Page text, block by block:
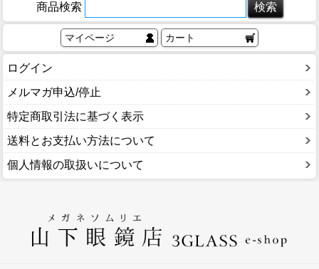
商品検索
マイページ カート
ログイン
メルマガ申込/停止
特定商取引法に基づく表示
送料とお支払い方法について
個人情報の取扱いについて